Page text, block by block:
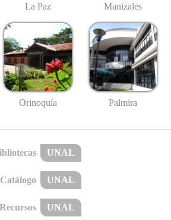
La Paz Manizales
Orinoquía Palmira
UNAL
Catálogo UNAL
Recursos UNAL